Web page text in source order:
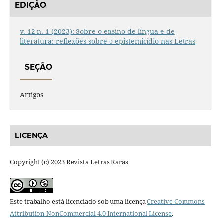
EDIÇÃO
v. 12 n. 1 (2023): Sobre o ensino de língua e de
literatura: reflexões sobre o epistemicídio nas Letras
SEÇÃO
Artigos
LICENÇA
Copyright (c) 2023 Revista Letras Raras
Este trabalho está licenciado sob uma licençaCreative Commons
Attribution-NonCommercial 4.0 International License.